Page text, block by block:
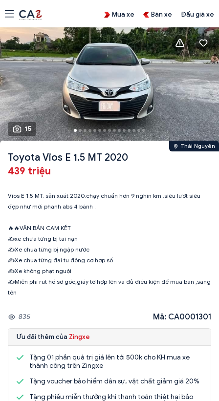
Mua xe Bán xe Đấu giá xe
15
Thái Nguyên
Toyota Vios E 1.5 MT 2020
439 triệu
Vios E 1.5 MT. sản xuất 2020.chạy chuẩn hơn 9 nghìn km .siêu lướt siêu
đẹp như mới phanh abs 4 bánh .
🔥🔥VĂN BẢN CAM KẾT
✍️xe chưa từng bị tai nạn
✍️Xe chua từng bị ngập nước
✍️Xe chua từng đại tu động cơ hợp số
✍️Xe không phạt nguội
✍️Miễn phí rut hồ sơ gốc,giấy tờ hợp lên và đủ điều kiện để mua bán ,sang
tên
835 Mã: CA0001301
Ưu đãi thêm của Zingxe
Tặng 01 phần quà trị giá lên tới 500k cho KH mua xe
thành công trên Zingxe
Tặng voucher bảo hiểm dân sự, vật chất giảm giá 20%
Tặng phiếu miễn thưởng khi thanh toán thiệt hại bảo